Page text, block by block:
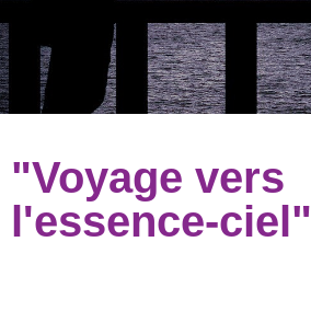
"Voyage vers
l'essence-ciel"